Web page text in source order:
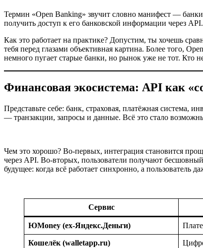
Термин «Open Banking» звучит словно манифест —
получить доступ к его банковской информации через
Как это работает на практике? Допустим, ты хочешь
тебя перед глазами объективная картина. Более того,
немного пугает старые банки, но рынок уже не тот. Кто
Финансовая экосистема: API как
Представьте себе: банк, страховая, платёжная система,
— транзакции, запросы и данные. Всё это стало
Чем это хорошо? Во-первых, интеграция становится
через API. Во-вторых, пользователи получают
будущее: когда всё работает синхронно, а пользователь
Сервис
ЮMoney (ex-Яндекс.Деньги)
Кошелёк (walletapp.ru)